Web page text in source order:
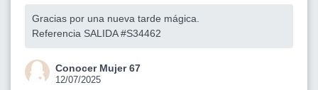
Gracias por una nueva tarde mágica.
Referencia SALIDA #S34462
Conocer Mujer 67
12/07/2025